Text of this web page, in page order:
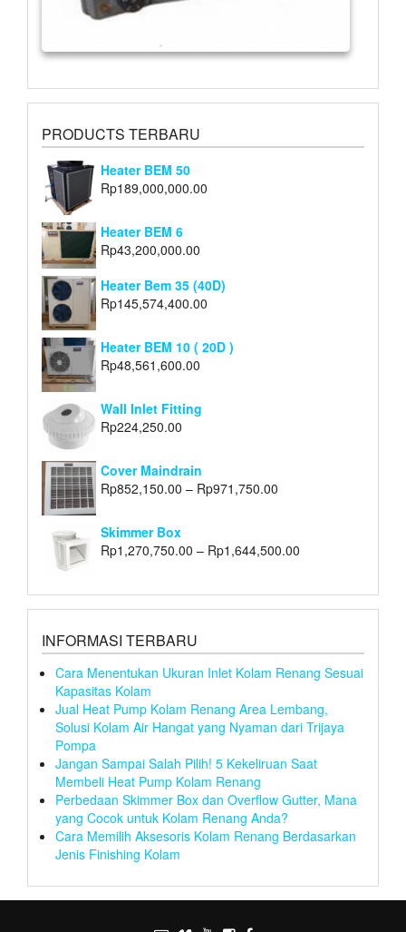
PRODUCTS TERBARU
Heater BEM 50
Rp189,000,000.00
Heater BEM 6
Rp43,200,000.00
Heater Bem 35 (40D)
Rp145,574,400.00
Heater BEM 10 ( 20D )
Rp48,561,600.00
Wall Inlet Fitting
Rp224,250.00
Cover Maindrain
Rp852,150.00 – Rp971,750.00
Skimmer Box
Rp1,270,750.00 – Rp1,644,500.00
INFORMASI TERBARU
Cara Menentukan Ukuran Inlet Kolam Renang Sesuai
Kapasitas Kolam
Jual Heat Pump Kolam Renang Area Lembang,
Solusi Kolam Air Hangat yang Nyaman dari Trijaya
Pompa
Jangan Sampai Salah Pilih! 5 Kekeliruan Saat
Membeli Heat Pump Kolam Renang
Perbedaan Skimmer Box dan Overflow Gutter, Mana
yang Cocok untuk Kolam Renang Anda?
Cara Memilih Aksesoris Kolam Renang Berdasarkan
Jenis Finishing Kolam